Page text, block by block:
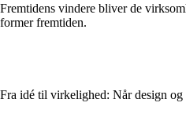
Fremtidens vindere bliver de
former fremtiden.
Fra idé til virkelighed: Når design